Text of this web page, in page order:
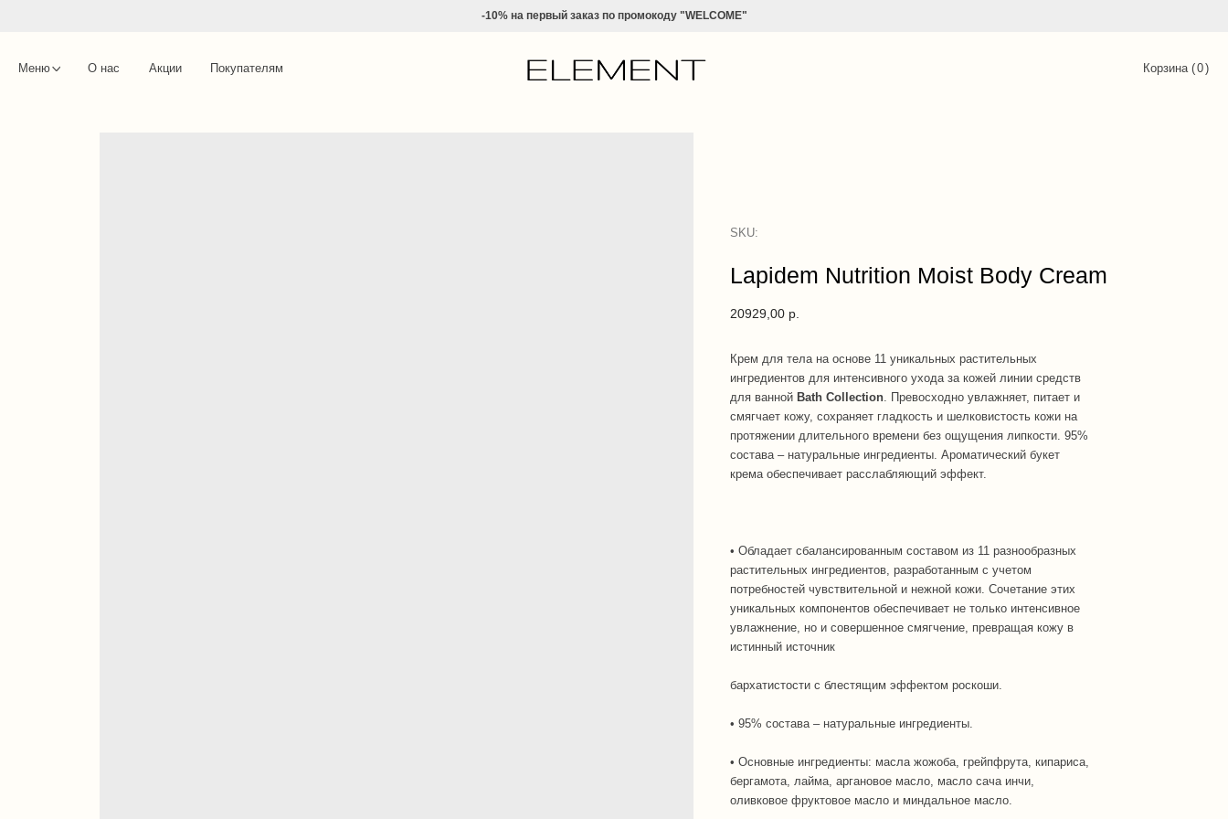
-10% напервый заказ по промокоду "WELCOME"
Меню О нас Акции Покупателям Корзина ( )
0
Lapidem Nutrition Moist Body Cream
SKU:
20929,00 р.
Крем для тела на основе 11 уникальных растительных
ингредиентов для интенсивного ухода за кожей линии средств
для ванной Bath Collection. Превосходно увлажняет, питает и
смягчает кожу, сохраняет гладкость и шелковистость кожи на
протяжении длительного времени без ощущения липкости. 95%
состава – натуральные ингредиенты. Ароматический букет
крема обеспечивает расслабляющий эффект.
• Обладает сбалансированным составом из 11 разнообразных
растительных ингредиентов, разработанным с учетом
потребностей чувствительной и нежной кожи. Сочетание этих
уникальных компонентов обеспечивает не только интенсивное
увлажнение, но и совершенное смягчение, превращая кожу в
истинный источник
бархатистости с блестящим эффектом роскоши.
• 95% состава – натуральные ингредиенты.
• Основные ингредиенты: масла жожоба, грейпфрута, кипариса,
бергамота, лайма, аргановое масло, масло сача инчи,
оливковое фруктовое масло и миндальное масло.